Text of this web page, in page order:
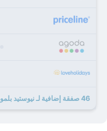
46 صفقة إضافية لـ نيوستيد بلمونت هيلز جولف ريزورت آند سبا